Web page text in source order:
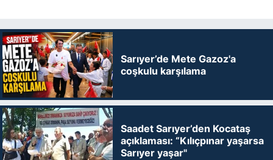
Sarıyer’de Mete Gazoz'a
coşkulu karşılama
Saadet Sarıyer’den Kocataş
açıklaması: “Kılıçpınar yaşarsa
Sarıyer yaşar"